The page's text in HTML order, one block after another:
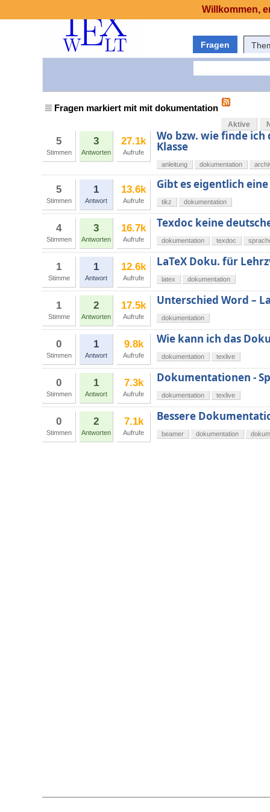
Fragen
Fragen markiert mit mit dokumentation
Aktive
5
Stimmen
3
Antworten
27.1k
Aufrufe
Wo bzw. wie finde
Klasse
anleitung dokumentation
5
Stimmen
1
Antwort
13.6k
Aufrufe
Gibt es eigentlich
tikz dokumentation
4
Stimmen
3
Antworten
16.7k
Aufrufe
Texdoc keine
dokumentation texdoc
1
Stimme
1
Antwort
12.6k
Aufrufe
LaTeX Doku. für
latex dokumentation
1
Stimme
2
Antworten
17.5k
Aufrufe
Unterschied Word –
dokumentation
0
Stimmen
1
Antwort
9.8k
Aufrufe
Wie kann ich das
dokumentation texlive
0
Stimmen
1
Antwort
7.3k
Aufrufe
Dokumentationen -
dokumentation texlive
0
Stimmen
2
Antworten
7.1k
Aufrufe
Bessere
beamer dokumentation
Willkommen,